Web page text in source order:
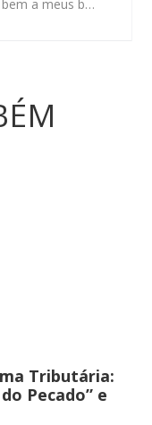
De meu bem a meus bens: a discussão sobre partilha do patrimônio ao fim da comunhão parcial
Tributária:
Pecado” e